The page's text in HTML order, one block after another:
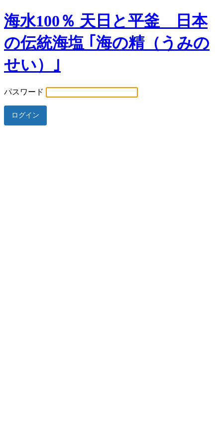
海水100％ 天日と平釜 日本
の伝統海塩 ｢海の精（うみの
せい）｣
パスワード